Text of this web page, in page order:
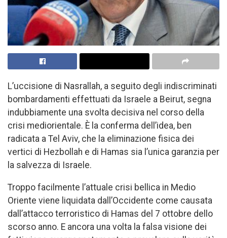
L’uccisione di Nasrallah, a seguito degli indiscriminati
bombardamenti effettuati da Israele a Beirut, segna
indubbiamente una svolta decisiva nel corso della
crisi mediorientale. È la conferma dell’idea, ben
radicata a Tel Aviv, che la eliminazione fisica dei
vertici di Hezbollah e di Hamas sia l’unica garanzia per
la salvezza di Israele.
Troppo facilmente l’attuale crisi bellica in Medio
Oriente viene liquidata dall’Occidente come causata
dall’attacco terroristico di Hamas del 7 ottobre dello
scorso anno. E ancora una volta la falsa visione dei